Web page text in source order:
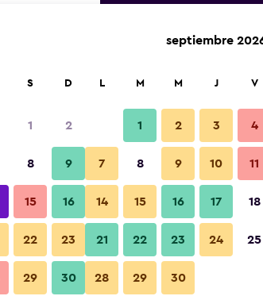
Ver precios
Ver precios
S D
1 2
8 9
15 16
22 23
29 30
septiembre
L M M J V
1 2 3 4
7 8 9 10 11
14 15 16 17 18
21 22 23 24 25
28 29 30